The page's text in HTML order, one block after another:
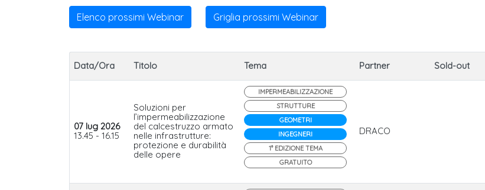
Elenco prossimi Webinar Griglia prossimi Webinar
Data/Ora Titolo Tema Partner Sold-out
07 lug 2026
13.45 - 16.15
Soluzioni per
l’impermeabilizzazione
del calcestruzzo armato
nelle infrastrutture:
protezione e durabilità
delle opere
IMPERMEABILIZZAZIONE
STRUTTURE
GEOMETRI
INGEGNERI
1° EDIZIONE TEMA
GRATUITO
DRACO